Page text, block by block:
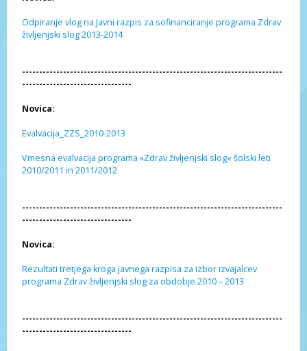
Odpiranje vlog na Javni razpis za sofinanciranje programa Zdrav
življenjski slog 2013-2014
----------------------------------------------------------------------------
--------------------------------
Novica:
Evalvacija_ZZS_2010-2013
Vmesna evalvacija programa »Zdrav življenjski slog« šolski leti
2010/2011 in 2011/2012
----------------------------------------------------------------------------
--------------------------------
Novica:
Rezultati tretjega kroga javnega razpisa za izbor izvajalcev
programa Zdrav življenjski slog za obdobje 2010 – 2013
----------------------------------------------------------------------------
--------------------------------